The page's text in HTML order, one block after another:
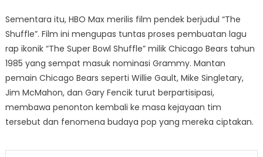
Sementara itu, HBO Max merilis film pendek berjudul “The
Shuffle”. Film ini mengupas tuntas proses pembuatan lagu
rap ikonik “The Super Bowl Shuffle” milik Chicago Bears tahun
1985 yang sempat masuk nominasi Grammy. Mantan
pemain Chicago Bears seperti Willie Gault, Mike Singletary,
Jim McMahon, dan Gary Fencik turut berpartisipasi,
membawa penonton kembali ke masa kejayaan tim
tersebut dan fenomena budaya pop yang mereka ciptakan.